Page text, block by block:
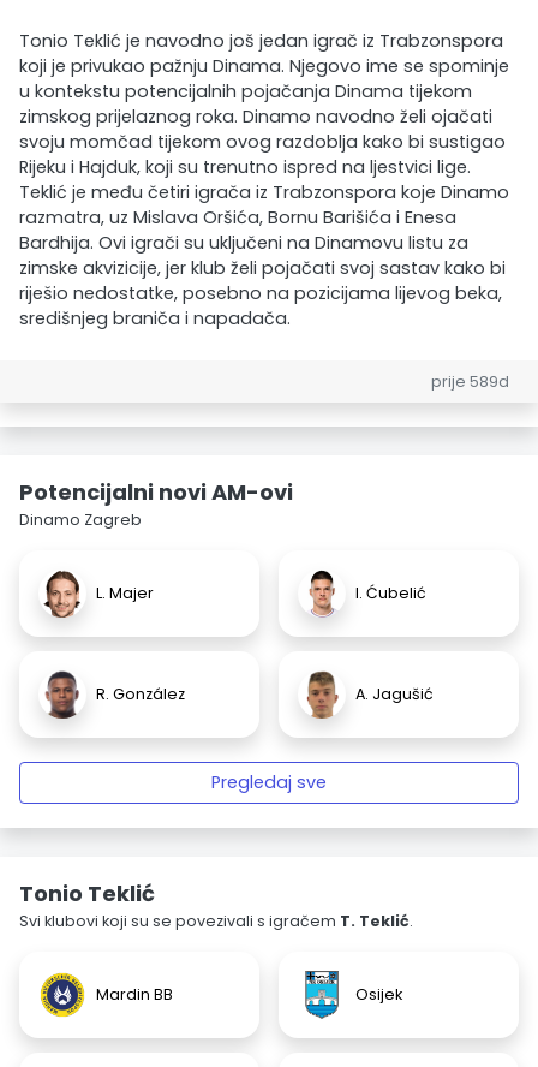
Tonio Teklić je navodno još jedan igrač iz Trabzonspora
koji je privukao pažnju Dinama. Njegovo ime se spominje
u kontekstu potencijalnih pojačanja Dinama tijekom
zimskog prijelaznog roka. Dinamo navodno želi ojačati
svoju momčad tijekom ovog razdoblja kako bi sustigao
Rijeku i Hajduk, koji su trenutno ispred na ljestvici lige.
Teklić je među četiri igrača iz Trabzonspora koje Dinamo
razmatra, uz Mislava Oršića, Bornu Barišića i Enesa
Bardhija. Ovi igrači su uključeni na Dinamovu listu za
zimske akvizicije, jer klub želi pojačati svoj sastav kako bi
riješio nedostatke, posebno na pozicijama lijevog beka,
središnjeg braniča i napadača.
prije 589d
Potencijalni novi AM-ovi
Dinamo Zagreb
L. Majer I. Ćubelić
R. González A. Jagušić
Pregledaj sve
Tonio Teklić
Svi klubovi koji su se povezivali s igračem T. Teklić.
Mardin BB Osijek